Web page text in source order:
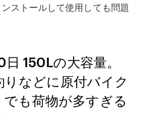
ストールして使用しても問題
150Lの大容量。
などに原付バイク
も荷物が多すぎる